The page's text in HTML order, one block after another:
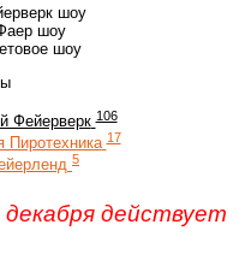
шоу
шоу
шоу
Фейерверк 106
Пиротехника 17
5
декабря действует